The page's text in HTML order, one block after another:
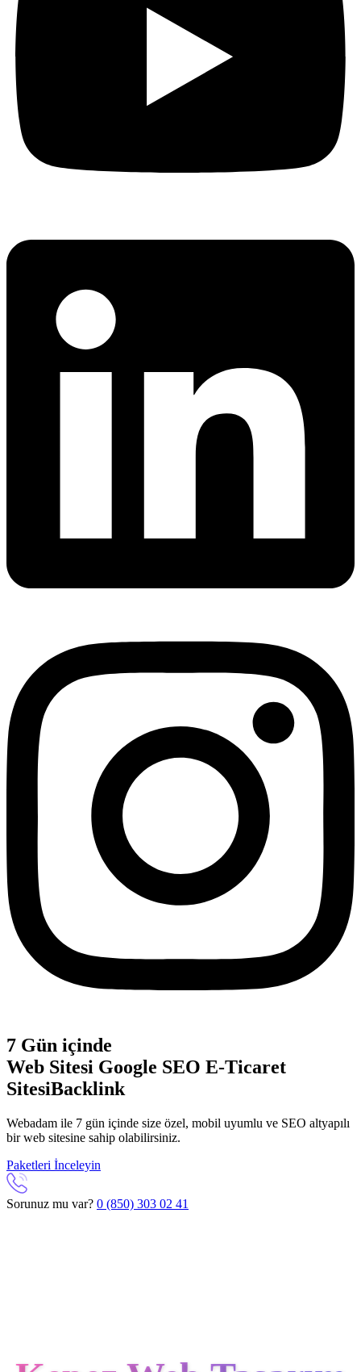
7 Gün içinde
Web Sitesi Google SEO E-Ticaret
SitesiBacklink
Webadam ile 7 gün içinde size özel, mobil uyumlu ve SEO altyapılı
bir web sitesine sahip olabilirsiniz.
Paketleri İnceleyin
Sorunuz mu var? 0 (850) 303 02 41